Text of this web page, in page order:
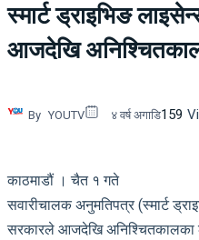
स्मार्ट ड्राइभिङ
आजदेखि
By YOUTV ४ वर्ष अगाडि159
काठमाडौं । चैत १ गते
सवारीचालक अनुमतिपत्र (स्मार्ट
सरकारले आजदेखि अनिश्चितकालका